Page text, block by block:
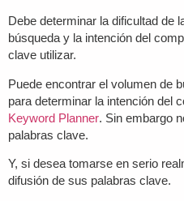
Debe determinar la dificultad de
búsqueda y la intención del
clave utilizar.
Puede encontrar el volumen de
para determinar la intención del
Keyword Planner. Sin embargo
palabras clave.
Y, si desea tomarse en serio
difusión de sus palabras clave.